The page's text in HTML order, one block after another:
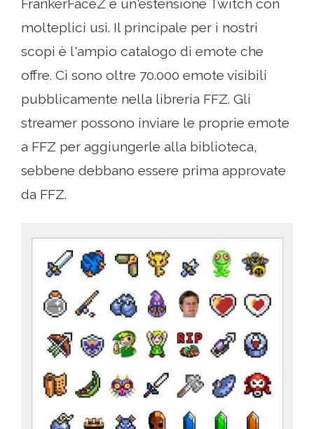
FrankerFaceZ è un'estensione Twitch con
molteplici usi. Il principale per i nostri
scopi è l'ampio catalogo di emote che
offre. Ci sono oltre 70.000 emote visibili
pubblicamente nella libreria FFZ. Gli
streamer possono inviare le proprie emote
a FFZ per aggiungerle alla biblioteca,
sebbene debbano essere prima approvate
da FFZ.